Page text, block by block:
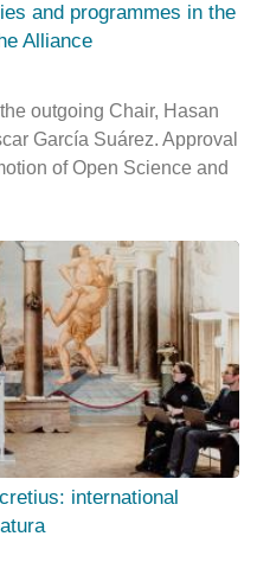
and programmes in the
Alliance
outgoing Chair, Hasan
García Suárez. Approval
of Open Science and
international